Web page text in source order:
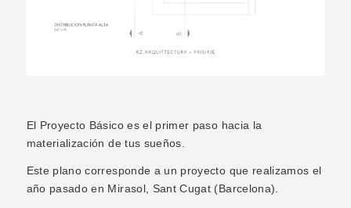
El Proyecto Básico es el primer paso hacia la
materialización de tus sueños.
Este plano corresponde a un proyecto que realizamos el
año pasado en Mirasol, Sant Cugat (Barcelona).